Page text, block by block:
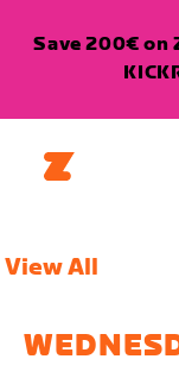
Save 200€ on
View All